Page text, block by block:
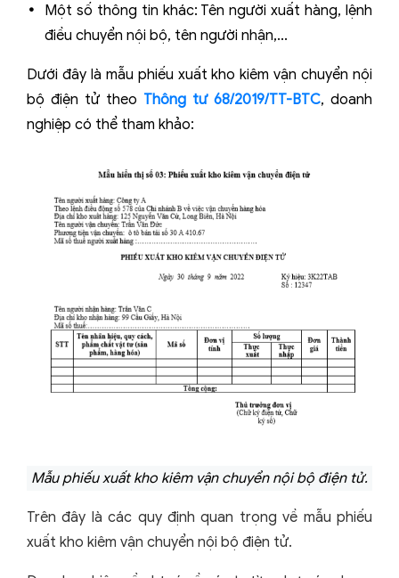
Một số thông tin khác: Tên người xuất hàng, lệnh
điều chuyển nội bộ, tên người nhận,...
Dưới đây là mẫu phiếu xuất kho kiêm vận chuyển nội
bộ điện tử theo Thông tư 68/2019/TT-BTC, doanh
nghiệp có thể tham khảo:
Mẫu phiếu xuất kho kiêm vận chuyển nội bộ điện tử.
Trên đây là các quy định quan trọng về mẫu phiếu
xuất kho kiêm vận chuyển nội bộ điện tử.